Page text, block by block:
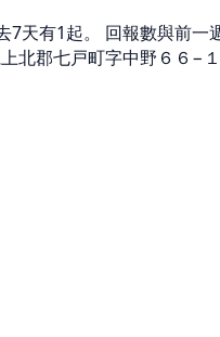
天有1起。 回報數與前一
郡七戸町字中野６６−